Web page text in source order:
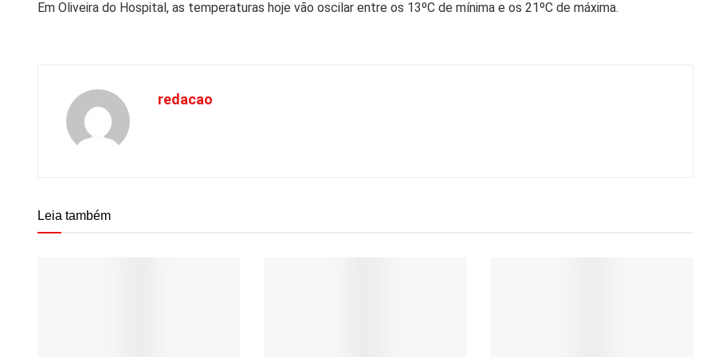
Em Oliveira do Hospital, as temperaturas hoje vão oscilar entre os 13ºC de mínima e os 21ºC de máxima.
redacao
Leia também